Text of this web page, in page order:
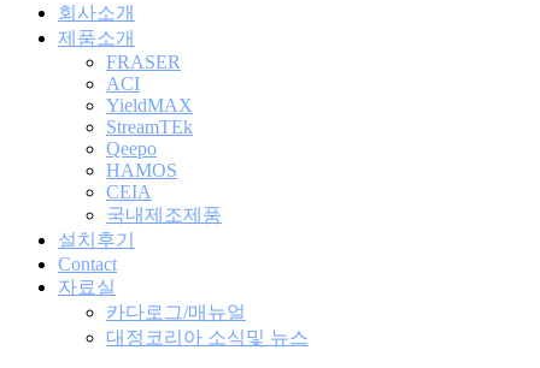
회사소개
제품소개
FRASER
ACI
YieldMAX
StreamTEk
Qeepo
HAMOS
CEIA
국내제조제품
설치후기
Contact
자료실
카다로그/매뉴얼
대정코리아 소식및 뉴스